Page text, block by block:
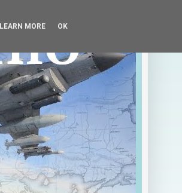
LEARN MORE OK